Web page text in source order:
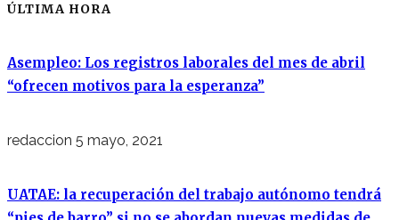
ÚLTIMA HORA
Asempleo: Los registros laborales del mes de abril
“ofrecen motivos para la esperanza”
redaccion 5 mayo, 2021
UATAE: la recuperación del trabajo autónomo tendrá